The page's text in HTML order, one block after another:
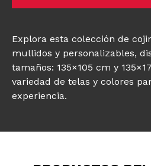
Explora esta colección de
mullidos y personalizables,
tamaños: 135×105 cm y
variedad de telas y colores
experiencia.